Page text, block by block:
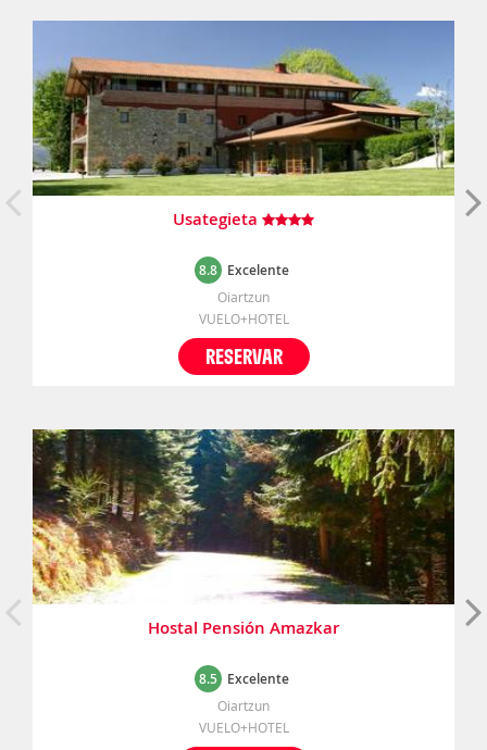
Usategieta
8.8 Excelente
Oiartzun
VUELO+HOTEL
RESERVAR
Hostal Pensión Amazkar
8.5 Excelente
Oiartzun
VUELO+HOTEL